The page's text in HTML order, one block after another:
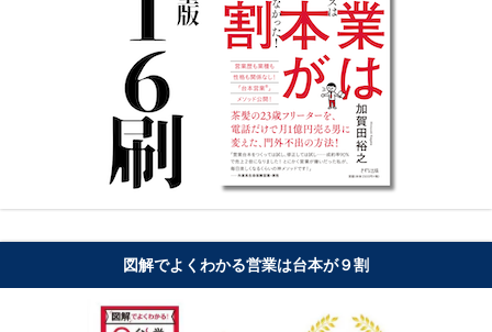
図解でよくわかる営業は台本が９割